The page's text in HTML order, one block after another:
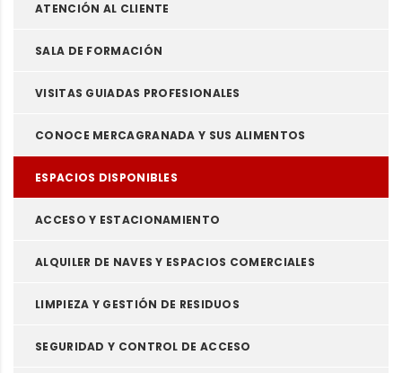
ATENCIÓN AL CLIENTE
SALA DE FORMACIÓN
VISITAS GUIADAS PROFESIONALES
CONOCE MERCAGRANADA Y SUS ALIMENTOS
ESPACIOS DISPONIBLES
ACCESO Y ESTACIONAMIENTO
ALQUILER DE NAVES Y ESPACIOS COMERCIALES
LIMPIEZA Y GESTIÓN DE RESIDUOS
SEGURIDAD Y CONTROL DE ACCESO